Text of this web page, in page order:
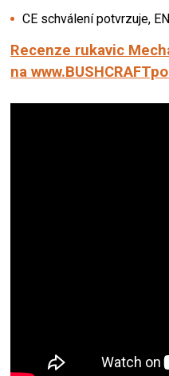
CE schválení potvrzuje,
Recenze rukavic
na